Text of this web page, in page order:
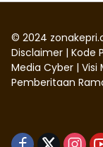
© 2024
Disclaimer | Kode
Media Cyber | Visi
Pemberitaan